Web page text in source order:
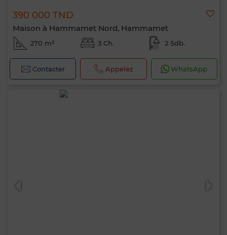
390 000 TND
Maison à Hammamet Nord, Hammamet
270 m² 3 Ch. 2 Sdb.
Contacter Appelez WhatsApp